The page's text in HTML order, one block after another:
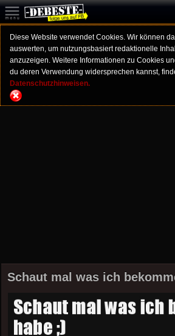
Diese Website verwendet Cookies. Wir können
auswerten, um nutzungsbasiert redaktionelle
anzuzeigen. Weitere Informationen zu Cookies
du deren Verwendung widersprechen kannst,
Datenschutzhinweisen.
Schaut mal was ich